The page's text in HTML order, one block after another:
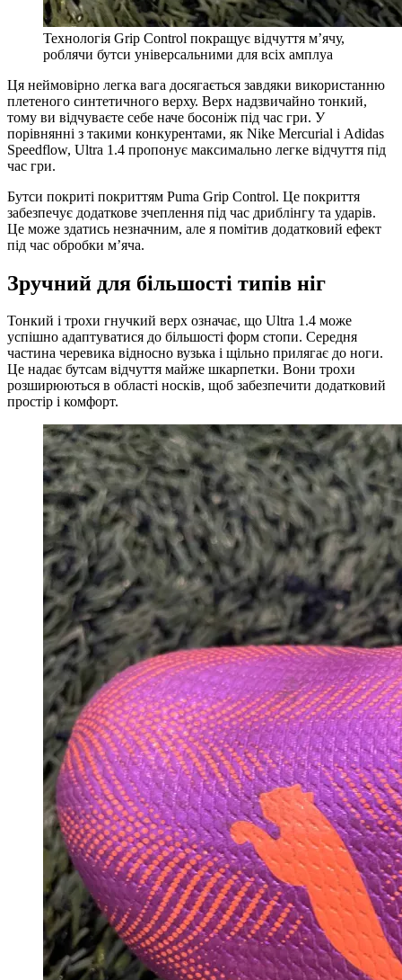
Технологія Grip Control покращує відчуття м’ячу,
роблячи бутси універсальними для всіх амплуа
Ця неймовірно легка вага досягається завдяки використанню
плетеного синтетичного верху. Верх надзвичайно тонкий,
тому ви відчуваєте себе наче босоніж під час гри. У
порівнянні з такими конкурентами, як Nike Mercurial і Adidas
Speedflow, Ultra 1.4 пропонує максимально легке відчуття під
час гри.
Бутси покриті покриттям Puma Grip Control. Це покриття
забезпечує додаткове зчеплення під час дриблінгу та ударів.
Це може здатись незначним, але я помітив додатковий ефект
під час обробки м’яча.
Зручний для більшості типів ніг
Тонкий і трохи гнучкий верх означає, що Ultra 1.4 може
успішно адаптуватися до більшості форм стопи. Середня
частина черевика відносно вузька і щільно прилягає до ноги.
Це надає бутсам відчуття майже шкарпетки. Вони трохи
розширюються в області носків, щоб забезпечити додатковий
простір і комфорт.